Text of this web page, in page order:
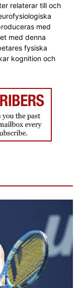
relaterar till och
med
med denna
fysiska
kognition och